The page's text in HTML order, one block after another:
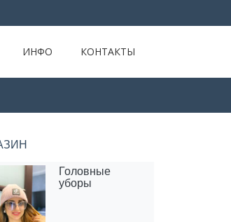
ИНФО КОНТАКТЫ
Головные
уборы